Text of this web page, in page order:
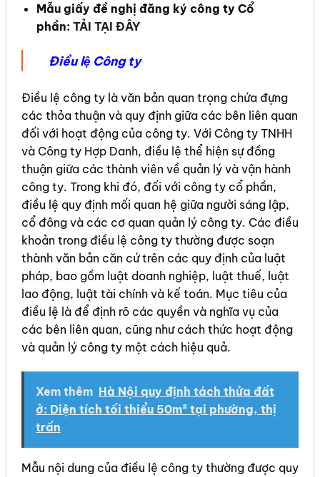
Mẫu giấy đề nghị đăng ký công ty Cổ
phần: TẢI TẠI ĐÂY
Điều lệ Công ty
Điều lệ công ty là văn bản quan trọng chứa đựng
các thỏa thuận và quy định giữa các bên liên quan
đối với hoạt động của công ty. Với Công ty TNHH
và Công ty Hợp Danh, điều lệ thể hiện sự đồng
thuận giữa các thành viên về quản lý và vận hành
công ty. Trong khi đó, đối với công ty cổ phần,
điều lệ quy định mối quan hệ giữa người sáng lập,
cổ đông và các cơ quan quản lý công ty. Các điều
khoản trong điều lệ công ty thường được soạn
thành văn bản căn cứ trên các quy định của luật
pháp, bao gồm luật doanh nghiệp, luật thuế, luật
lao động, luật tài chính và kế toán. Mục tiêu của
điều lệ là để định rõ các quyền và nghĩa vụ của
các bên liên quan, cũng như cách thức hoạt động
và quản lý công ty một cách hiệu quả.
Xem thêm Hà Nội quy định tách thửa đất
ở: Diện tích tối thiểu 50m² tại phường, thị
trấn
Mẫu nội dung của điều lệ công ty thường được quy